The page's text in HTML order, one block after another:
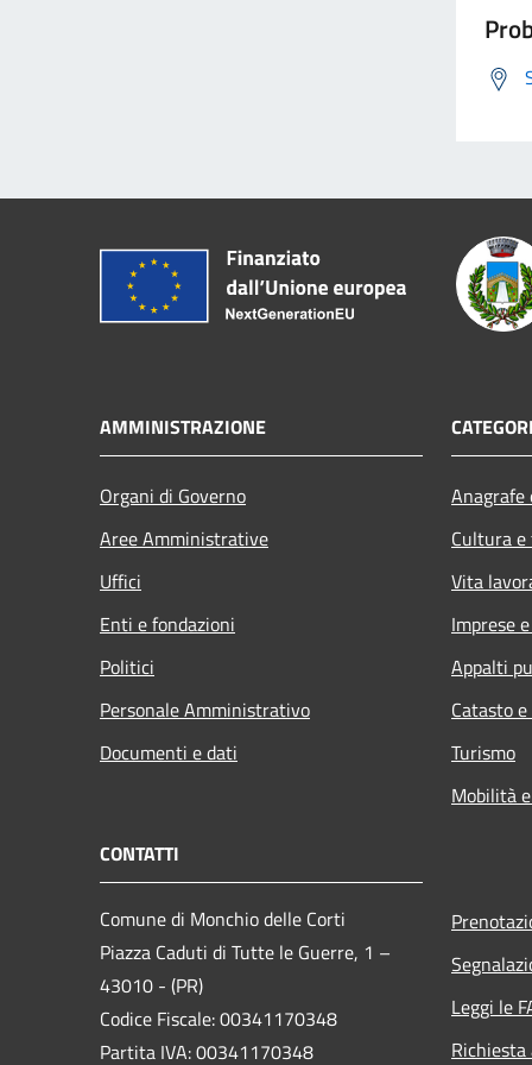
AMMINISTRAZIONE
Organi di Governo
Aree Amministrative
Uffici
Enti e fondazioni
Politici
Personale Amministrativo
Documenti e dati
Cultura
Vita
Imprese
Appalti
Catasto
Turismo
Mobilità
CONTATTI
Comune di Monchio delle Corti
Piazza Caduti di Tutte le Guerre, 1 –
43010 - (PR)
Codice Fiscale: 00341170348
Partita IVA: 00341170348
Leggi le